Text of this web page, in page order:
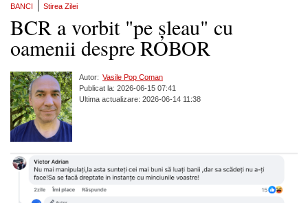
BANCI Stirea Zilei
BCR a vorbit "pe șleau" cu
oamenii despre ROBOR
Autor: Vasile Pop Coman
Publicat la: 2026-06-15 07:41
Ultima actualizare: 2026-06-14 11:38